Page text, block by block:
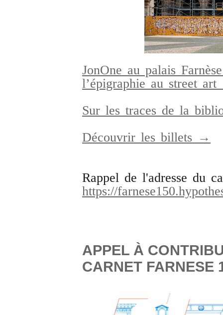
JonOne au palais
l’épigraphie au street
Sur les traces de la
Découvrir les billets →
Rappel de l'adresse du
https://
APPEL À
CARNET FARNESE